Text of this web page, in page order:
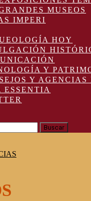
MUSEOS
IMPERI
HOY
Y
Y AGENCIAS
ESSENTIA